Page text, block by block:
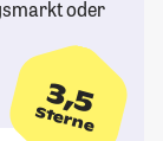
oder
3,5
Sterne